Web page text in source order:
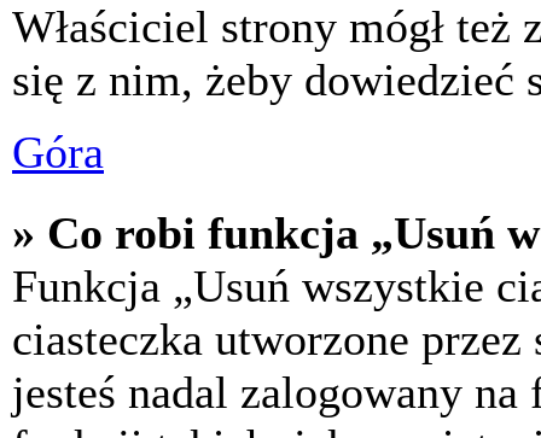
Właściciel strony mógł
się z nim, żeby dowiedzieć
Góra
» Co robi funkcja „Usuń
Funkcja „Usuń wszystkie
ciasteczka utworzone
jesteś nadal zalogowany